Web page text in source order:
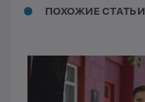
ПОХОЖИЕ СТАТЬИ